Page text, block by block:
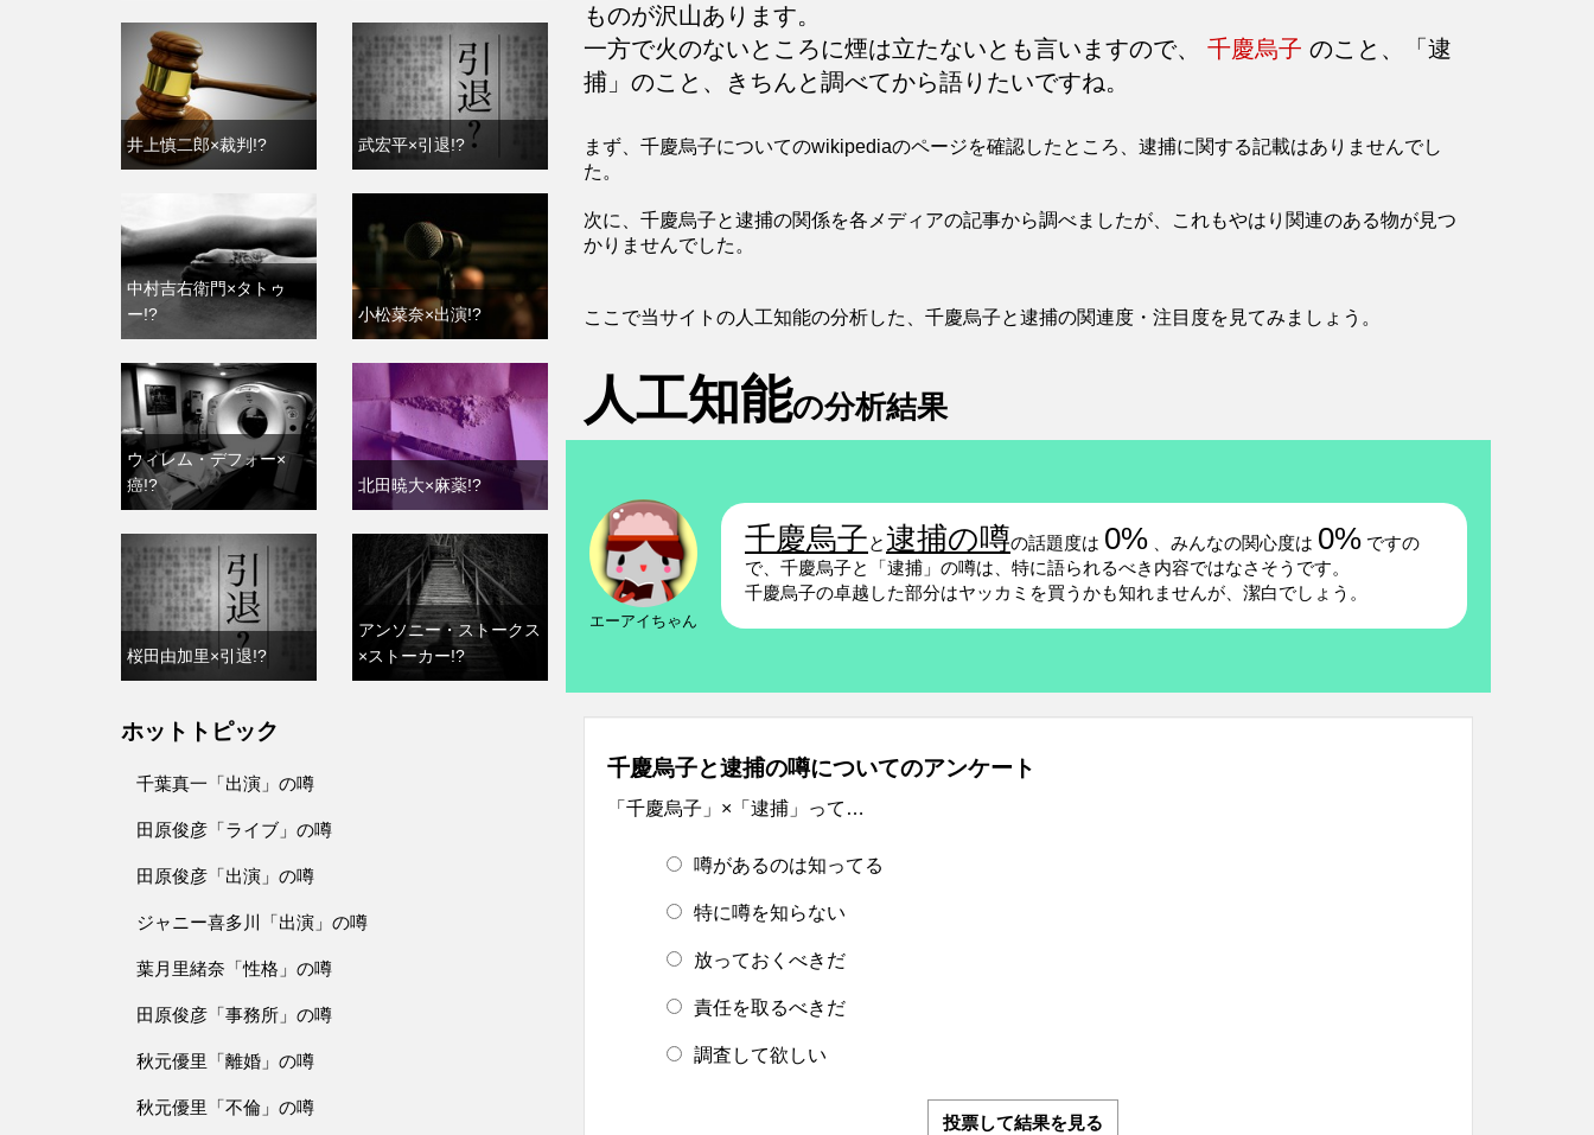
ものが沢山あります。
一方で火のないところに煙は立たないとも言いますので、 千慶烏子 のこと、「逮
捕」のこと、きちんと調べてから語りたいですね。
まず、千慶烏子についてのwikipediaのページを確認したところ、逮捕に関する記載はありませんでし
た。
次に、千慶烏子と逮捕の関係を各メディアの記事から調べましたが、これもやはり関連のある物が見つ
かりませんでした。
ここで当サイトの人工知能の分析した、千慶烏子と逮捕の関連度・注目度を見てみましょう。
人工知能の分析結果
エーアイちゃん
千慶烏子と逮捕の噂の話題度は 0% 、みんなの関心度は 0% ですの
で、千慶烏子と「逮捕」の噂は、特に語られるべき内容ではなさそうです。
千慶烏子の卓越した部分はヤッカミを買うかも知れませんが、潔白でしょう。
千慶烏子と逮捕の噂についてのアンケート
「千慶烏子」×「逮捕」って…
噂があるのは知ってる
特に噂を知らない
放っておくべきだ
責任を取るべきだ
調査して欲しい
投票して結果を見る
井上慎二郎×裁判!? 武宏平×引退!?
中村吉右衛門×タトゥ
ー!?
小松菜奈×出演!?
ウィレム・デフォー×
癌!?
北田暁大×麻薬!?
桜田由加里×引退!?
アンソニー・ストークス
×ストーカー!?
ホットトピック
千葉真一「出演」の噂
田原俊彦「ライブ」の噂
田原俊彦「出演」の噂
ジャニー喜多川「出演」の噂
葉月里緒奈「性格」の噂
田原俊彦「事務所」の噂
秋元優里「離婚」の噂
秋元優里「不倫」の噂